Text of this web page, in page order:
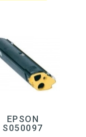
EPSON
S050097